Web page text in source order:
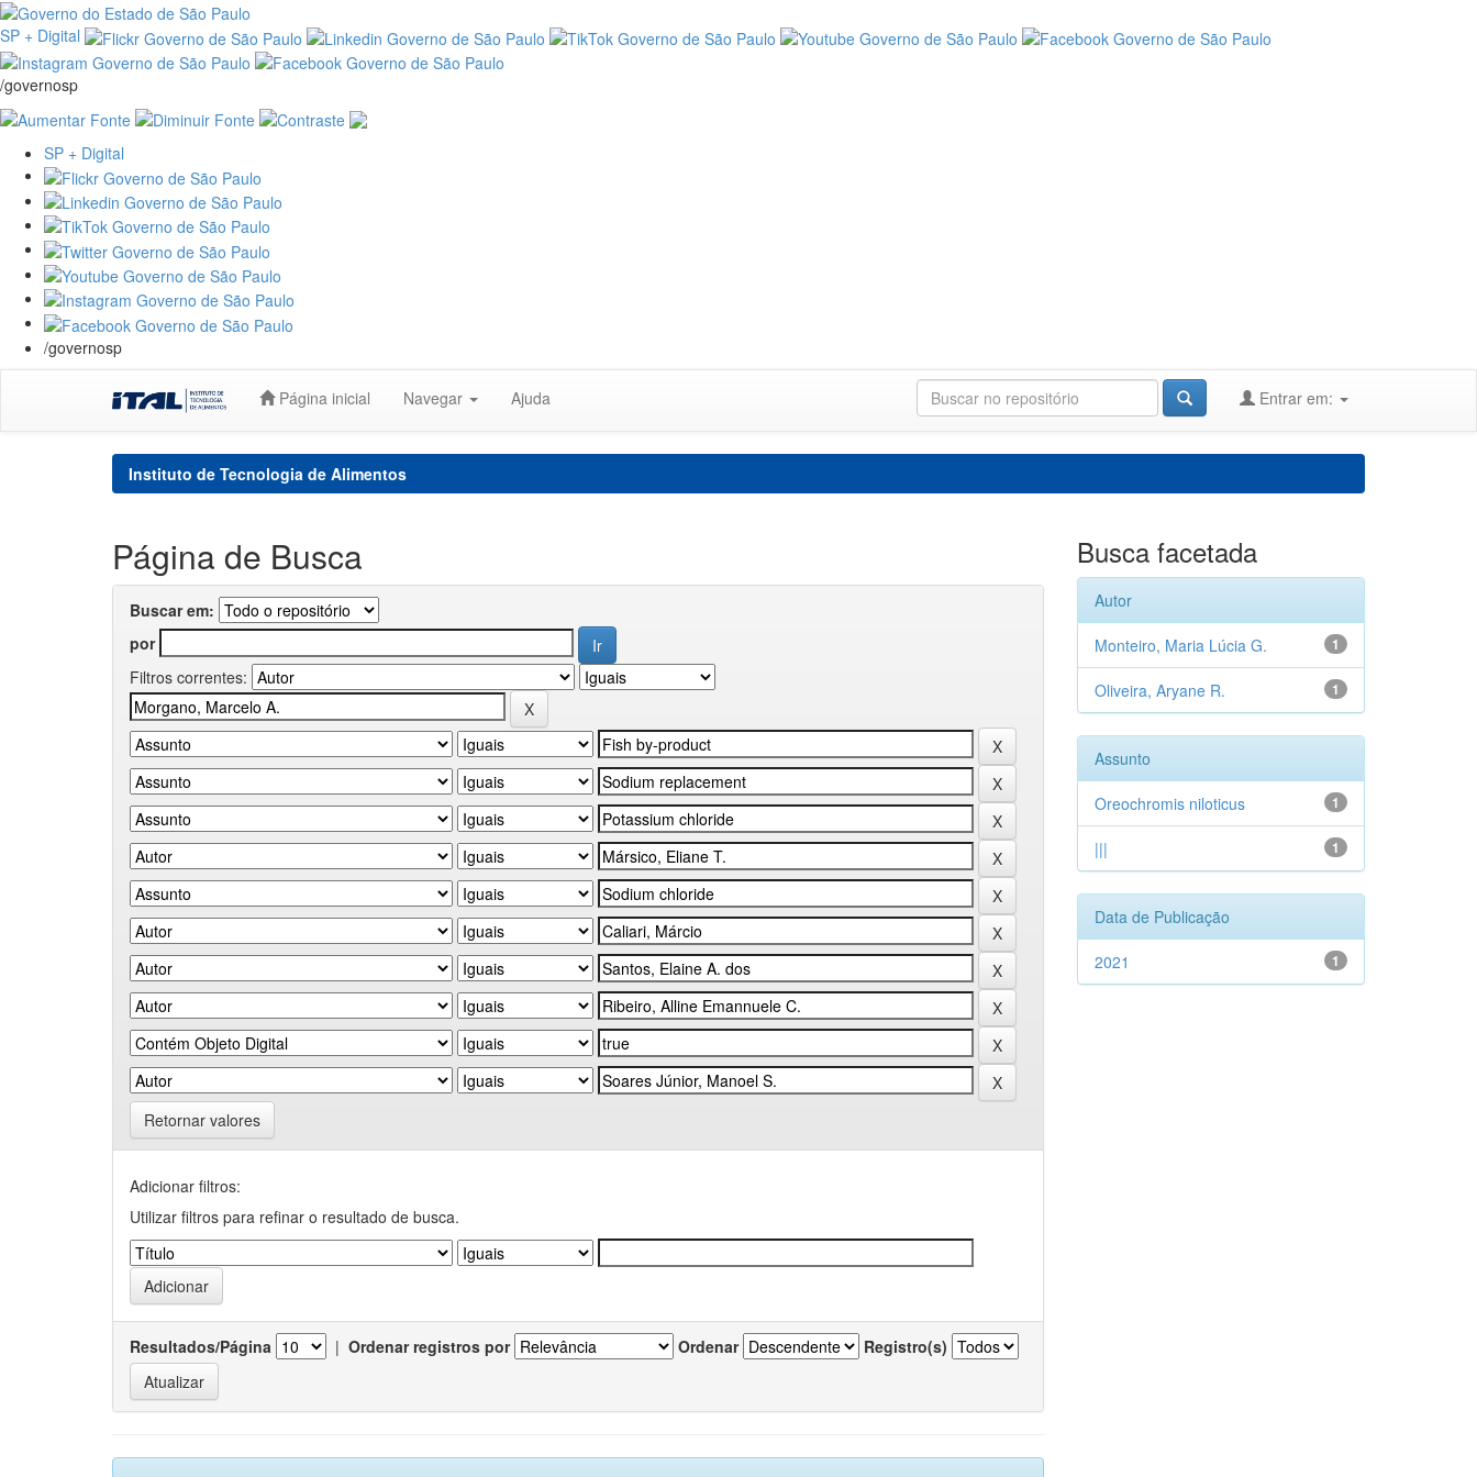
SP + Digital
/governosp
SP + Digital
/governosp
Página inicial Navegar Ajuda Entrar em:
Instituto de Tecnologia de Alimentos
Página de Busca
Buscar em:
por
Filtros correntes:
Retornar valores
Adicionar filtros:
Utilizar filtros para refinar o resultado de busca.
Resultados/Página | Ordenar registros por Ordenar Registro(s)
Busca facetada
Autor
1
Monteiro, Maria Lúcia G.
1
Oliveira, Aryane R.
Assunto
1
Oreochromis niloticus
1
|||
Data de Publicação
1
2021